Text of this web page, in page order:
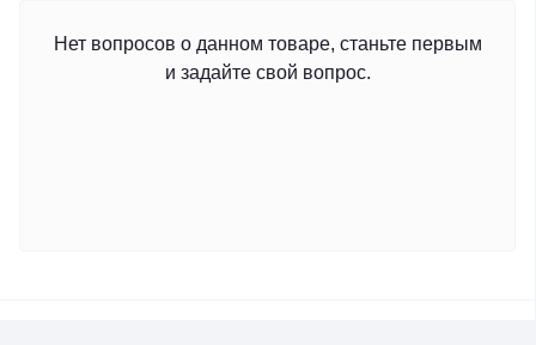
Нет вопросов о данном товаре, станьте первым
и задайте свой вопрос.